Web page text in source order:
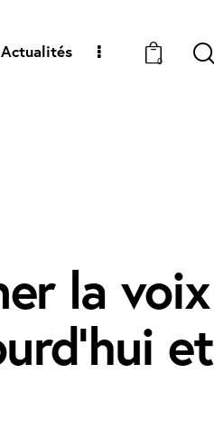
Actualités 0
la voix
et